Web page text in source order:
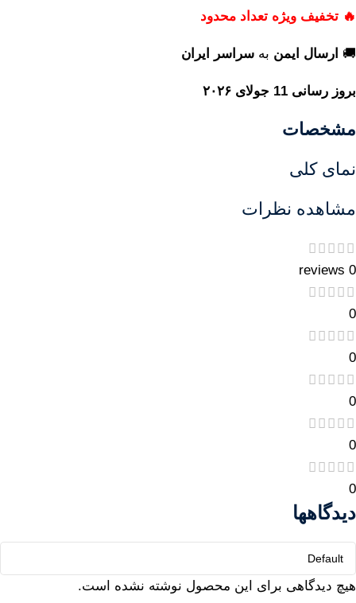
🔥 تخفیف ویژه تعداد محدود
🚚 ارسال ایمن به سراسر ایران
بروز رسانی 11 جولای ۲۰۲۶
مشخصات
نمای کلی
مشاهده نظرات
0 reviews
0
0
0
0
0
دیدگاهها
هیچ دیدگاهی برای این محصول نوشته نشده است.